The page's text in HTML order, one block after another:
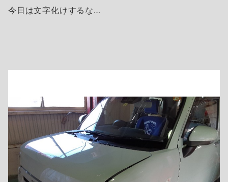
今日は文字化けするな…